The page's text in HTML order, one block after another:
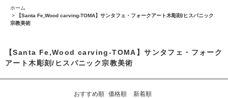
ホーム
>
【Santa Fe,Wood carving-TOMA】サンタフェ・フォークアート木彫刻/ヒスパニック
宗教美術
【Santa Fe,Wood carving-TOMA】サンタフェ・フォーク
アート木彫刻/ヒスパニック宗教美術
おすすめ順 価格順 新着順